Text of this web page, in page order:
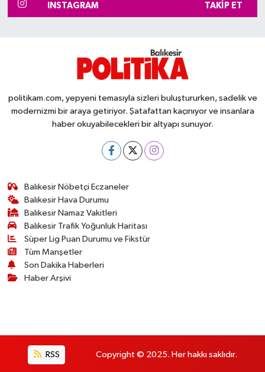
INSTAGRAM TAKIP ET
politikam.com, yepyeni temasıyla sizleri buluştururken, sadelik ve
modernizmi bir araya getiriyor. Şatafattan kaçınıyor ve insanlara
haber okuyabilecekleri bir altyapı sunuyor.
Balıkesir Nöbetçi Eczaneler
Balıkesir Hava Durumu
Balıkesir Namaz Vakitleri
Balıkesir Trafik Yoğunluk Haritası
Süper Lig Puan Durumu ve Fikstür
Tüm Manşetler
Son Dakika Haberleri
Haber Arşivi
RSS Copyright © 2025. Her hakkı saklıdır.